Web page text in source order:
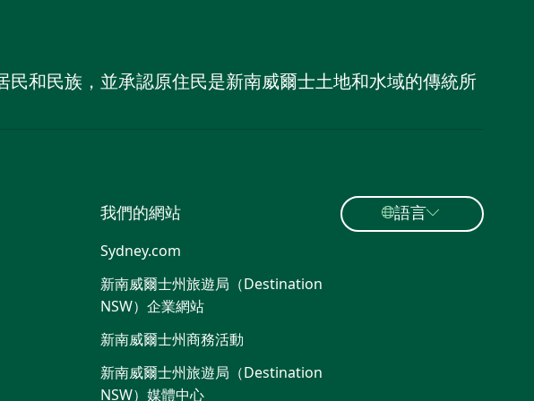
和民族，並承認原住民是新南威爾士土地和水域的傳統所
我們的網站
Sydney.com
新南威爾士州旅遊局（Destination
NSW）企業網站
新南威爾士州商務活動
新南威爾士州旅遊局（Destination
NSW）媒體中心
語言